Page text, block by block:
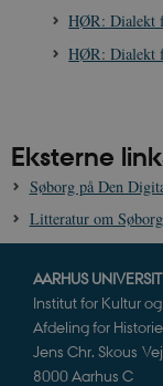
HØR: Dialekt
HØR: Dialekt
Eksterne
Søborg på Den
Litteratur om
AARHUS
Institut for Kultur
Afdeling for
Jens Chr. Skous
8000 Aarhus C